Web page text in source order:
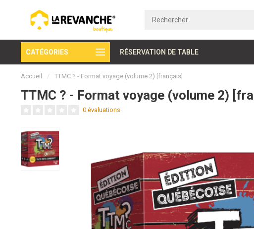
CATÉGORIES RÉSERVATION DE TABLE
Paiement sécurisé
Accueil / TTMC ? - Format voyage (volume 2) [français]
TTMC ? - Format voyage (volume 2)
0 évaluations